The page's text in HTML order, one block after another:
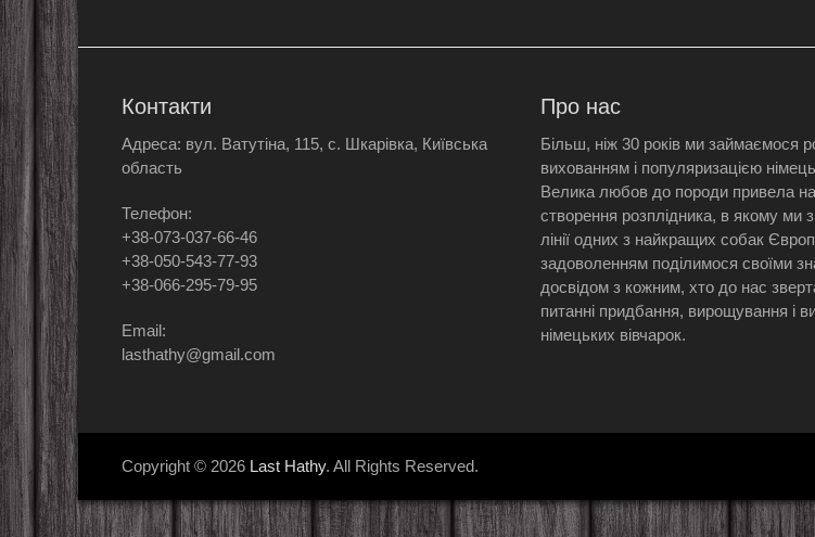
Контакти
Адреса: вул. Ватутіна, 115, с. Шкарівка, Київська
область
Телефон:
+38-073-037-66-46
+38-050-543-77-93
+38-066-295-79-95
Email:
lasthathy@gmail.com
Про нас
Більш, ніж 30 років ми займаємося
вихованням і популяризацією
Велика любов до породи привела
створення розплідника, в якому ми
лінії одних з найкращих собак
задоволенням поділимося своїми
досвідом з кожним, хто до нас
питанні придбання, вирощування і
німецьких вівчарок.
Copyright © 2026 Last Hathy. All Rights Reserved.